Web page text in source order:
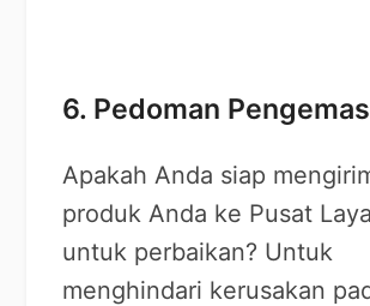
6. Pedoman
Apakah Anda siap
produk Anda ke Pusat
untuk perbaikan? Untuk
menghindari kerusakan